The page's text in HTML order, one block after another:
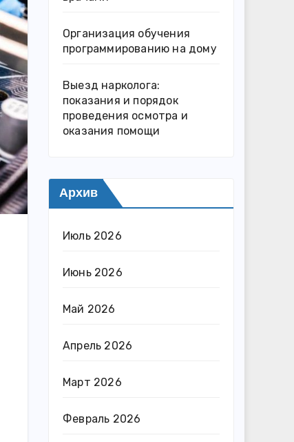
Организация обучения
программированию на дому
Выезд нарколога:
показания и порядок
проведения осмотра и
оказания помощи
Архив
Июль 2026
Июнь 2026
Май 2026
Апрель 2026
Март 2026
Февраль 2026